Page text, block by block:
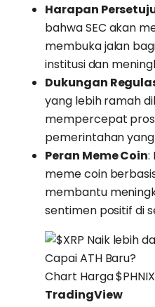
Harapan
bahwa SEC akan
membuka jalan
institusi dan
Dukungan
yang lebih ramah
mempercepat
pemerintahan
Peran Meme Coin:
meme coin
membantu
sentimen positif di
Chart Harga
TradingView